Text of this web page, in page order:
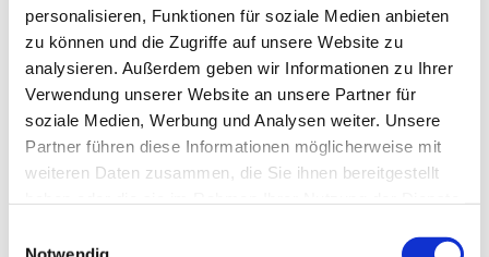
personalisieren, Funktionen für soziale Medien anbieten
zu können und die Zugriffe auf unsere Website zu
analysieren. Außerdem geben wir Informationen zu Ihrer
Verwendung unserer Website an unsere Partner für
soziale Medien, Werbung und Analysen weiter. Unsere
Partner führen diese Informationen möglicherweise mit
weiteren Daten zusammen, die Sie ihnen bereitgestellt
Dies könnte Sie auch